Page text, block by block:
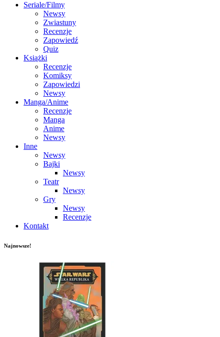
Seriale/Filmy
Newsy
Zwiastuny
Recenzje
Zapowiedź
Quiz
Książki
Recenzje
Komiksy
Zapowiedzi
Newsy
Manga/Anime
Recenzje
Manga
Anime
Newsy
Inne
Newsy
Bajki
Newsy
Teatr
Newsy
Gry
Newsy
Recenzje
Kontakt
Najnowsze!